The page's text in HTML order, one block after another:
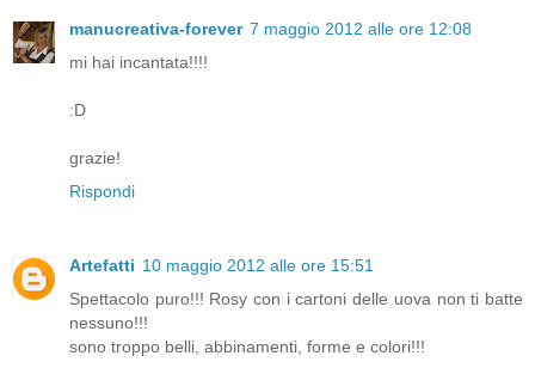
manucreativa-forever 7 maggio 2012 alle ore 12:08
mi hai incantata!!!!
:D
grazie!
Rispondi
Artefatti 10 maggio 2012 alle ore 15:51
Spettacolo puro!!! Rosy con i cartoni delle uova non ti batte
nessuno!!!
sono troppo belli, abbinamenti, forme e colori!!!